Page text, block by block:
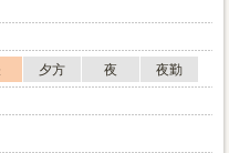
夕方 夜
夜勤